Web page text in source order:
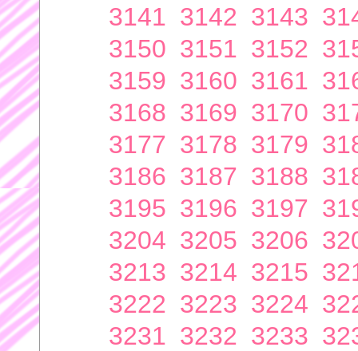
3141 3142 3143
3150 3151 3152
3159 3160 3161
3168 3169 3170
3177 3178 3179
3186 3187 3188
3195 3196 3197
3204 3205 3206
3213 3214 3215
3222 3223 3224
3231 3232 3233